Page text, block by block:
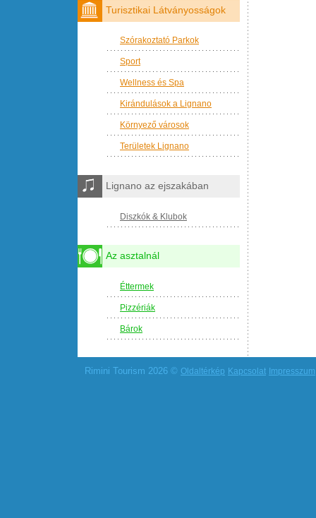
Turisztikai Látványosságok
Szórakoztató Parkok
Sport
Wellness és Spa
Kirándulások a Lignano
Környező városok
Területek Lignano
Lignano az ejszakában
Diszkók & Klubok
Az asztalnál
Éttermek
Pizzériák
Bárok
Rimini Tourism 2026 © Oldaltérkép Kapcsolat Impresszum